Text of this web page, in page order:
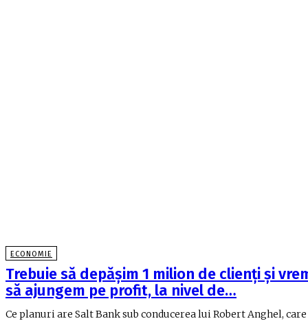
ECONOMIE
Trebuie să depăşim 1 milion de clienţi şi
să ajungem pe profit, la nivel de…
Ce planuri are Salt Bank sub conducerea lui Robert Anghel, care